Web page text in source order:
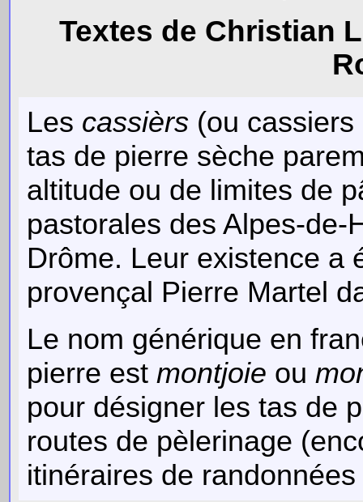
Textes de Christian
Les cassièrs(ou cassiers
tas de pierre sèche
altitude ou de limites de
pastorales des Alpes-de-
Drôme. Leur existence a
provençal Pierre Martel
Le nom générique en
pierre est montjoie ou
pour désigner les tas de
routes de pèlerinage
itinéraires de